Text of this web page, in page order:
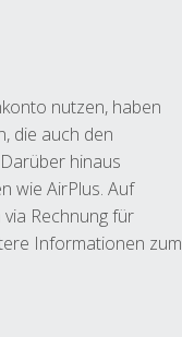
nutzen, haben
die auch den
hinaus
wie AirPlus. Auf
Rechnung für
Informationen zum